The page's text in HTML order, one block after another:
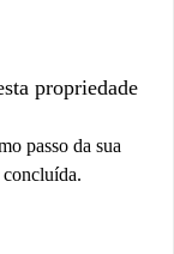
propriedade
passo da sua
concluída.